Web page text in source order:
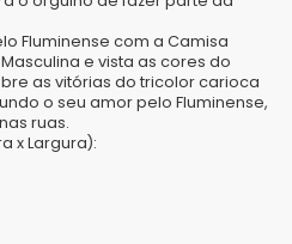
Fluminense com a Camisa
e vista as cores do
as vitórias do tricolor carioca
o seu amor pelo Fluminense,
ruas.
x Largura):